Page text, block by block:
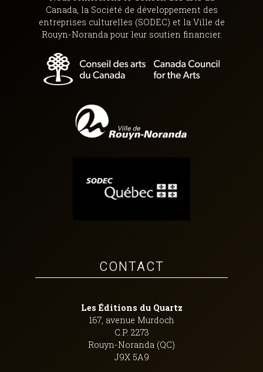
Canada, la Société de développement des
entreprises culturelles (SODEC) et la Ville de
Rouyn-Noranda pour leur soutien financier.
CONTACT
Les Éditions du Quartz
167, avenue Murdoch
C.P. 2273
Rouyn-Noranda (QC)
J9X 5A9